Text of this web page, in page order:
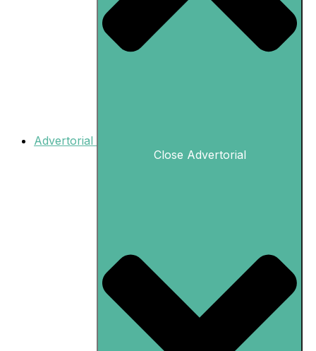
Advertorial
Close Advertorial